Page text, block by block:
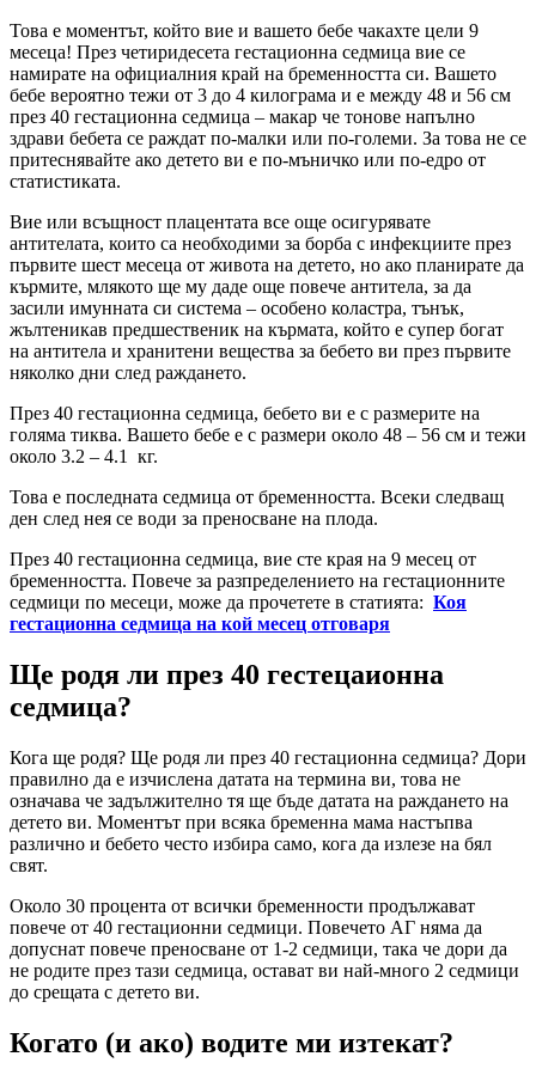
Това е моментът, който вие и вашето бебе чакахте цели 9
месеца! През четиридесета гестационна седмица вие се
намирате на официалния край на бременността си. Вашето
бебе вероятно тежи от 3 до 4 килограма и е между 48 и 56 см
през 40 гестационна седмица – макар че тонове напълно
здрави бебета се раждат по-малки или по-големи. За това не се
притеснявайте ако детето ви е по-мъничко или по-едро от
статистиката.
Вие или всъщност плацентата все още осигурявате
антителата, които са необходими за борба с инфекциите през
първите шест месеца от живота на детето, но ако планирате да
кърмите, млякото ще му даде още повече антитела, за да
засили имунната си система – особено коластра, тънък,
жълтеникав предшественик на кърмата, който е супер богат
на антитела и хранитени вещества за бебето ви през първите
няколко дни след раждането.
През 40 гестационна седмица, бебето ви е с размерите на
голяма тиква. Вашето бебе e с размери около 48 – 56 см и тежи
около 3.2 – 4.1
кг.
Това е последната седмица от бременността. Всеки следващ
ден след нея се води за преносване на плода.
През 40 гестационна седмица, вие сте края на 9 месец от
бременността. Повече за разпределението на гестационните
седмици по месеци, може да прочетете в статията: Коя
гестационна седмица на кой месец отговаря
Ще родя ли през 40 гестецаионна
седмица?
Кога ще родя? Ще родя ли през 40 гестационна седмица? Дори
правилно да е изчислена датата на термина ви, това не
означава че задължително тя ще бъде датата на раждането на
детето ви. Моментът при всяка бременна мама настъпва
различно и бебето често избира само, кога да излезе на бял
свят.
Около 30 процента от всички бременности продължават
повече от 40 гестационни седмици. Повечето АГ няма да
допуснат повече преносване от 1-2 седмици, така че дори да
не родите през тази седмица, остават ви най-много 2 седмици
до срещата с детето ви.
Когато (и ако) водите ми изтекат?